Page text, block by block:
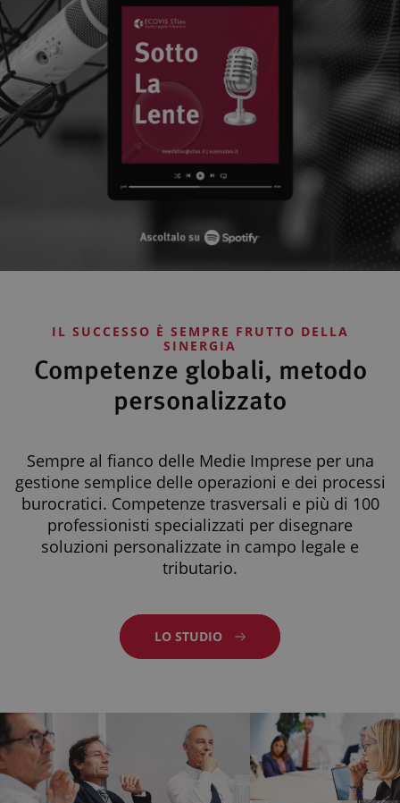
IL SUCCESSO È SEMPRE FRUTTO DELLA
SINERGIA
Competenze globali, metodo
personalizzato
Sempre al fianco delle Medie Imprese per una
gestione semplice delle operazioni e dei processi
burocratici. Competenze trasversali e più di 100
professionisti specializzati per disegnare
soluzioni personalizzate in campo legale e
tributario.
LO STUDIO